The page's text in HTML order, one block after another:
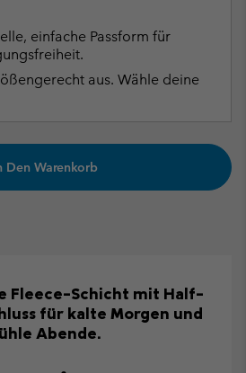
einfache Passform für
aus. Wähle deine
Den Warenkorb
Fleece-Schicht mit Half-
für kalte Morgen und
Abende.